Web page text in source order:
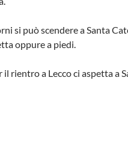
si può scendere a Santa
oppure a piedi.
il rientro a Lecco ci aspetta a